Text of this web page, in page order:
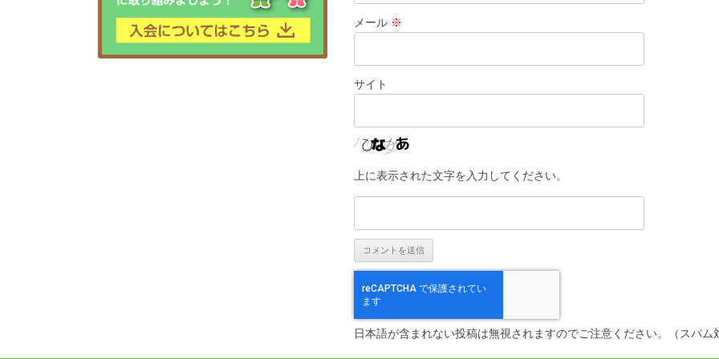
メール ※
サイト
上に表示された文字を入力してください。
日本語が含まれない投稿は無視されますのでご注意ください。（スパム